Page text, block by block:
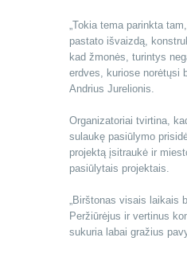
„Tokia tema parinkta
pastato išvaizdą,
kad žmonės, turintys
erdves, kuriose norėtųsi
Andrius Jurelionis.
Organizatoriai tvirtina,
sulaukę pasiūlymo
projektą įsitraukė ir
pasiūlytais projektais.
„Birštonas visais
Peržiūrėjus ir vertinus
sukuria labai gražius